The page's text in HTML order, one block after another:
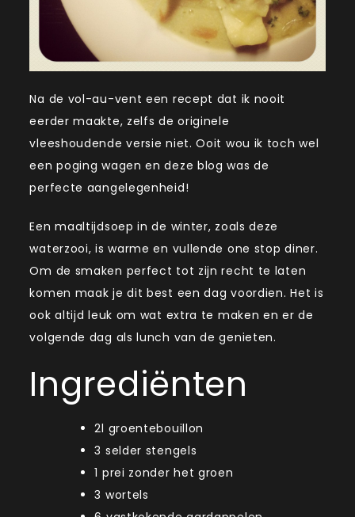
Na de vol-au-vent een recept dat ik nooit
eerder maakte, zelfs de originele
vleeshoudende versie niet. Ooit wou ik toch wel
een poging wagen en deze blog was de
perfecte aangelegenheid!
Een maaltijdsoep in de winter, zoals deze
waterzooi, is warme en vullende one stop diner.
Om de smaken perfect tot zijn recht te laten
komen maak je dit best een dag voordien. Het is
ook altijd leuk om wat extra te maken en er de
volgende dag als lunch van de genieten.
Ingrediënten
2l groentebouillon
3 selder stengels
1 prei zonder het groen
3 wortels